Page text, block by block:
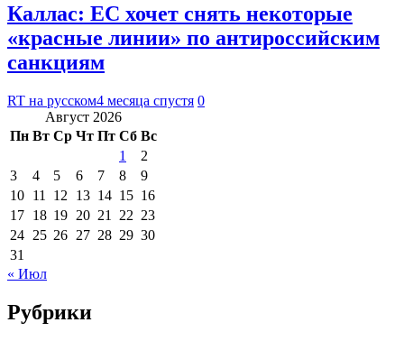
Каллас: ЕС хочет снять некоторые
«красные линии» по антироссийским
санкциям
RT на русском4 месяца спустя 0
Август 2026
Пн Вт Ср Чт Пт Сб Вс
1
2
3
4 5 6 7 8
9
10 11 12 13 14 15 16
17 18 19 20 21 22 23
24 25 26 27 28 29 30
31
« Июл
Рубрики